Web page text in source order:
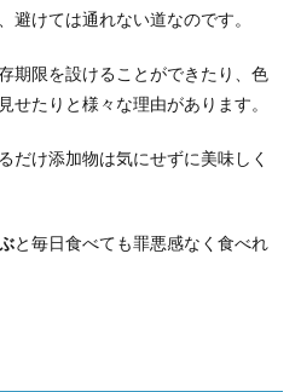
避けては通れない道なのです。
期限を設けることができたり、色
せたりと様々な理由があります。
だけ添加物は気にせずに美味しく
と毎日食べても罪悪感なく食べれ